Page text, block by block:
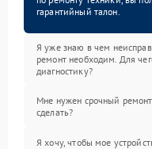
гарантийный талон.
Я уже знаю в чем
ремонт необходим. Для
диагностику?
Мне нужен срочный
сделать?
Я хочу, чтобы мое